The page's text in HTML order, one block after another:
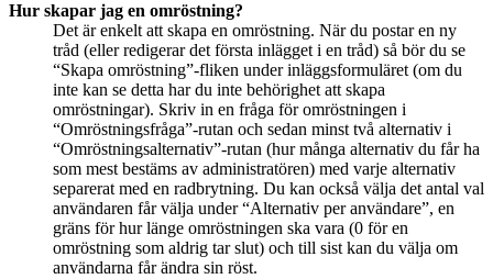
Hur skapar jag en omröstning?
Det är enkelt att skapa en omröstning. När du postar en ny
tråd (eller redigerar det första inlägget i en tråd) så bör du se
“Skapa omröstning”-fliken under inläggsformuläret (om du
inte kan se detta har du inte behörighet att skapa
omröstningar). Skriv in en fråga för omröstningen i
“Omröstningsfråga”-rutan och sedan minst två alternativ i
“Omröstningsalternativ”-rutan (hur många alternativ du får ha
som mest bestäms av administratören) med varje alternativ
separerat med en radbrytning. Du kan också välja det antal val
användaren får välja under “Alternativ per användare”, en
gräns för hur länge omröstningen ska vara (0 för en
omröstning som aldrig tar slut) och till sist kan du välja om
användarna får ändra sin röst.